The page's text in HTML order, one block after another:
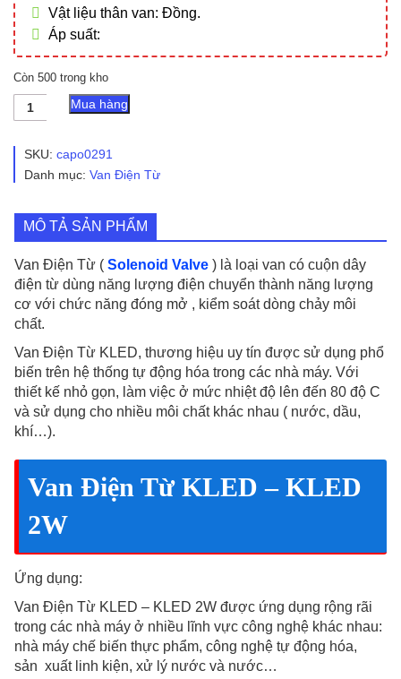
Vật liệu thân van: Đồng.
Áp suất:
Còn 500 trong kho
Van
Điện
KLED
KLED
số
lượng
Mua hàng
SKU: capo0291
Danh mục: Van Điện Từ
MÔ TẢ SẢN PHẨM
Van Điện Từ ( Solenoid Valve ) là loại van có cuộn dây
điện từ dùng năng lượng điện chuyển thành năng lượng
cơ với chức năng đóng mở , kiểm soát dòng chảy môi
chất.
Van Điện Từ KLED, thương hiệu uy tín được sử dụng phổ
biến trên hệ thống tự động hóa trong các nhà máy. Với
thiết kế nhỏ gọn, làm việc ở mức nhiệt độ lên đến 80 độ C
và sử dụng cho nhiều môi chất khác nhau ( nước, dầu,
khí…).
Van Điện Từ KLED – KLED
2W
Ứng dụng:
Van Điện Từ KLED – KLED 2W được ứng dụng rộng rãi
trong các nhà máy ở nhiều lĩnh vực công nghệ khác nhau:
nhà máy chế biến thực phẩm, công nghệ tự động hóa,
sản xuất linh kiện, xử lý nước và nước…